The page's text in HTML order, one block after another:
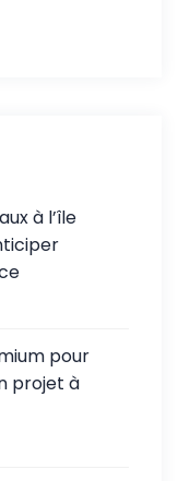
à l’île
pour
projet à